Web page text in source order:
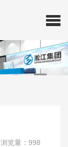
浏览量：998